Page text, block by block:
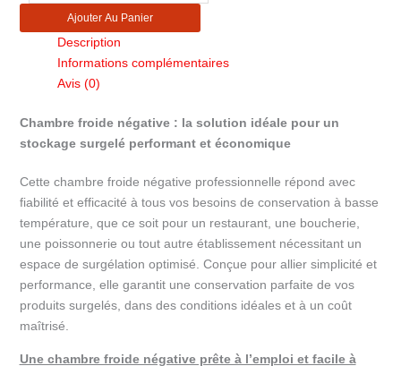
Chambre
froide
CRNF1221
Ajouter Au Panier
Description
Informations complémentaires
Avis (0)
Chambre froide négative : la solution idéale pour un
stockage surgelé performant et économique
Cette chambre froide négative professionnelle répond avec
fiabilité et efficacité à tous vos besoins de conservation à basse
température, que ce soit pour un restaurant, une boucherie,
une poissonnerie ou tout autre établissement nécessitant un
espace de surgélation optimisé. Conçue pour allier simplicité et
performance, elle garantit une conservation parfaite de vos
produits surgelés, dans des conditions idéales et à un coût
maîtrisé.
Une chambre froide négative prête à l’emploi et facile à